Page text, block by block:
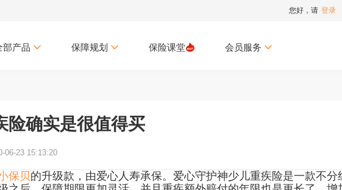
您好，请 登录
部产品 保障规划 保险课堂 会员服务
险确实是很值得买
06-23 15:13:20
保贝的升级款，由爱心人寿承保。爱心守护神少儿重疾险是一款不分